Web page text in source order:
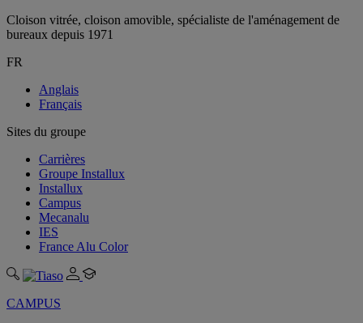
Cloison vitrée, cloison amovible, spécialiste de l'aménagement de
bureaux depuis 1971
FR
Anglais
Français
Sites du groupe
Carrières
Groupe Installux
Installux
Campus
Mecanalu
IES
France Alu Color
CAMPUS